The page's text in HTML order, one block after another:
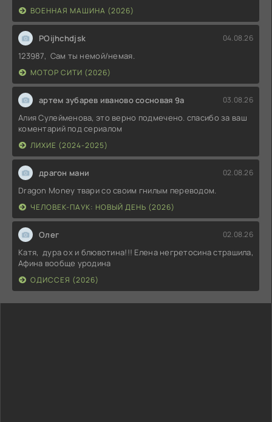
ВОЕННАЯ МАШИНА (2026)
POijhchdjsk 04.08.26
123987, Сам ты немой/немая.
МОТОР СИТИ (2026)
артем зубарев иваново сосновая 9а 03.08.26
Алия Сулейменова, это верно подмечено. спасибо за ваш
коментарий под сериалом
ЛИХИЕ (2024-2025)
драгон мани 02.08.26
Dragon Money твари со своим гнилым переводом.
ЧЕЛОВЕК-ПАУК: НОВЫЙ ДЕНЬ (2026)
Олег 02.08.26
Катя, дура ох и блювотина!!! Елена негретосина страшила,
Афина вообще уродина
ОДИССЕЯ (2026)